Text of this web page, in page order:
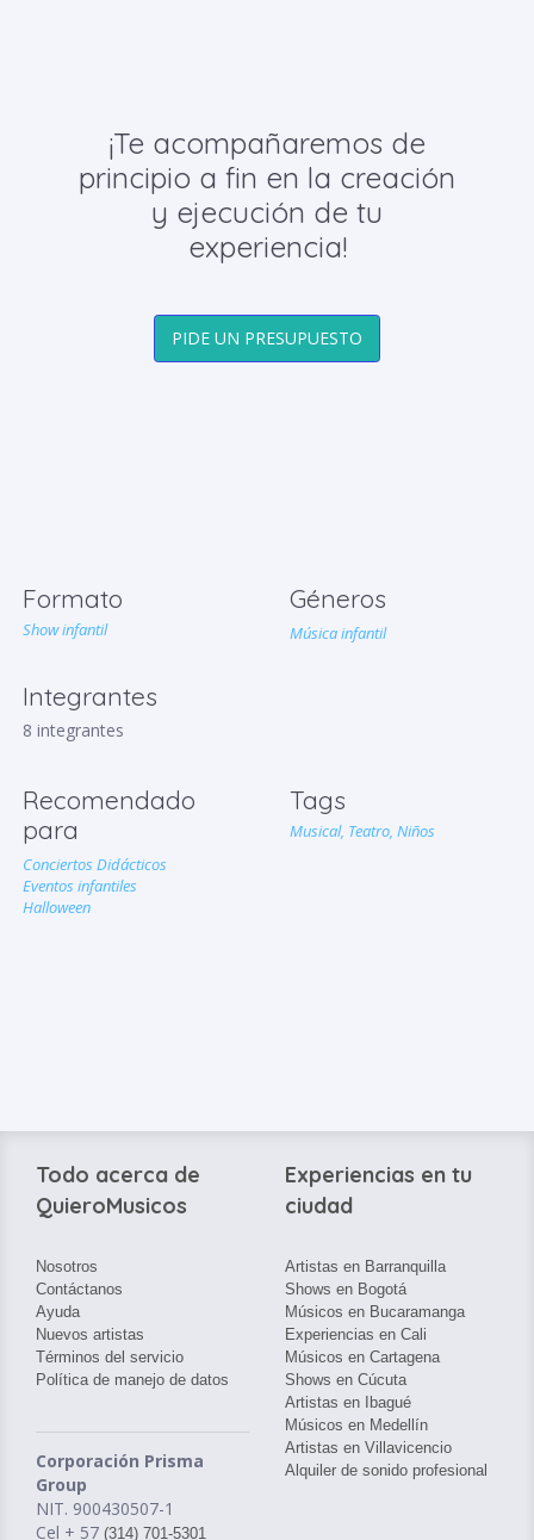
¡Te acompañaremos de
principio a fin en la creación
y ejecución de tu
experiencia!
PIDE UN PRESUPUESTO
Formato
Show infantil
Integrantes
8 integrantes
Géneros
Música infantil
Recomendado
para
Conciertos Didácticos
Eventos infantiles
Halloween
Tags
Musical, Teatro, Niños
Todo acerca de
QuieroMusicos
Nosotros
Contáctanos
Ayuda
Nuevos artistas
Términos del servicio
Política de manejo de datos
Corporación Prisma
Group
NIT. 900430507-1
Cel + 57 (314) 701-5301
Experiencias en tu
ciudad
Artistas en Barranquilla
Shows en Bogotá
Músicos en Bucaramanga
Experiencias en Cali
Músicos en Cartagena
Shows en Cúcuta
Artistas en Ibagué
Músicos en Medellín
Artistas en Villavicencio
Alquiler de sonido profesional